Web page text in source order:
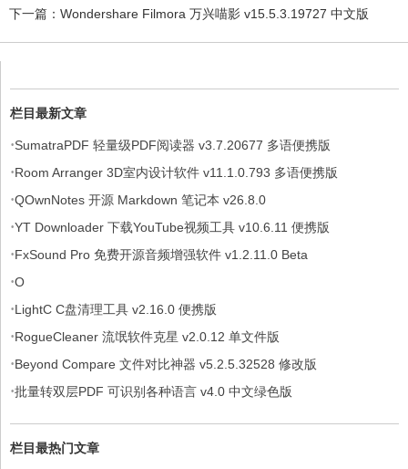
下一篇： Wondershare Filmora 万兴喵影 v15.5.3.19727 中文版
栏目最新文章
·SumatraPDF 轻量级PDF阅读器 v3.7.20677 多语便携版
·Room Arranger 3D室内设计软件 v11.1.0.793 多语便携版
·QOwnNotes 开源 Markdown 笔记本 v26.8.0
·YT Downloader 下载YouTube视频工具 v10.6.11 便携版
·FxSound Pro 免费开源音频增强软件 v1.2.11.0 Beta
·O
·LightC C盘清理工具 v2.16.0 便携版
·RogueCleaner 流氓软件克星 v2.0.12 单文件版
·Beyond Compare 文件对比神器 v5.2.5.32528 修改版
·批量转双层PDF 可识别各种语言 v4.0 中文绿色版
栏目最热门文章